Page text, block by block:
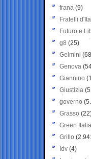
frana (9)
Fratelli
Futuro e
g8 (25)
Gelmini
Genova
Giannino
Giustizia
governo
Grasso
Green Italia
Grillo
Idv (4)